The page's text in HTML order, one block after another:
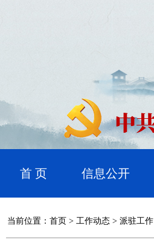
首 页 信息公开
当前位置： 首页 > 工作动态 > 派驻工作